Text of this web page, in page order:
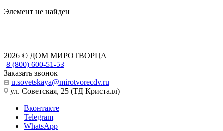
Элемент не найден
2026 © ДОМ МИРОТВОРЦА
8 (800) 600-51-53
Заказать звонок
u.sovetskaya@mirotvorecdv.ru
ул. Советская, 25 (ТД Кристалл)
Вконтакте
Telegram
WhatsApp